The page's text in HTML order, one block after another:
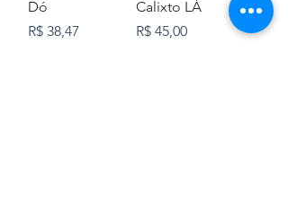
Dó
Preço
R$ 38,47
Calixto LÁ
Preço
R$ 45,00